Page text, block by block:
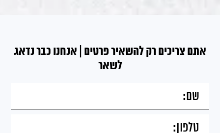
אתם צריכים רק להשאיר פרטים | אנחנו כבר נדאג
לשאר